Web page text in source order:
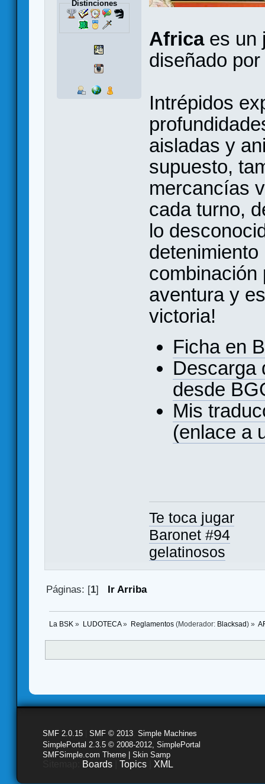
Distinciones
Africaes un
diseñado
Intrépidos
aisladas y
supuesto,
mercancías
cada turno,
lo
combinación
aventura y
victoria!
Ficha en
Descarga
desde
Mis
(enlace a
Te toca jugar
Baronet #94
gelatinosos
Páginas: [1] Ir Arriba
La BSK » LUDOTECA» Reglamentos(Moderador: Blacksad) »
SMF 2.0.15 SMF © 2013 Simple Machines
SimplePortal 2.3.5 © 2008-2012, SimplePortal
SMFSimple.com Theme | Skin Samp
Boards Topics XML